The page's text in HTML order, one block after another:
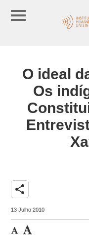
O ideal
Os
share
13 Julho 2010